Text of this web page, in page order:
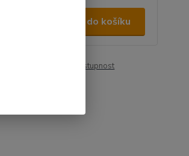
Přidat do košíku
Hlídat cenu / dostupnost